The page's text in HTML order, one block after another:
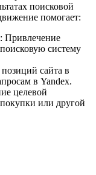
поисковой
помогает:
: Привлечение
систему
сайта в
в Yandex.
целевой
или другой